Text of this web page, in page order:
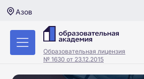
Азов
Образовательная лицензия
№ 1630 от 23.12.2015